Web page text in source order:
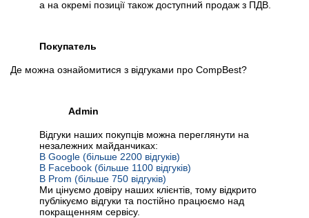
а на окремі позиції також доступний продаж з ПДВ.
Покупатель
Де можна ознайомитися з відгуками про CompBest?
Admin
Відгуки наших покупців можна переглянути на
незалежних майданчиках:
В Google (більше 2200 відгуків)
В Facebook (більше 1100 відгуків)
В Prom (більше 750 відгуків)
Ми цінуємо довіру наших клієнтів, тому відкрито
публікуємо відгуки та постійно працюємо над
покращенням сервісу.